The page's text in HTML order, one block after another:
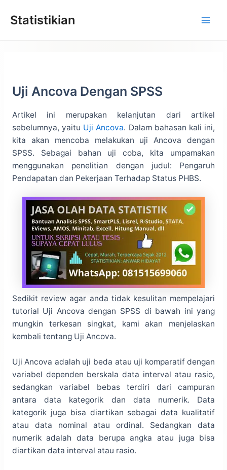
Statistikian
Uji Ancova Dengan SPSS
Artikel ini merupakan kelanjutan dari artikel
sebelumnya, yaitu Uji Ancova. Dalam bahasan kali ini,
kita akan mencoba melakukan uji Ancova dengan
SPSS. Sebagai bahan uji coba, kita umpamakan
menggunakan penelitian dengan judul: Pengaruh
Pendapatan dan Pekerjaan Terhadap Status PHBS.
Sedikit review agar anda tidak kesulitan mempelajari
tutorial Uji Ancova dengan SPSS di bawah ini yang
mungkin terkesan singkat, kami akan menjelaskan
kembali tentang Uji Ancova.
Uji Ancova adalah uji beda atau uji komparatif dengan
variabel dependen berskala data interval atau rasio,
sedangkan variabel bebas terdiri dari campuran
antara data kategorik dan data numerik. Data
kategorik juga bisa diartikan sebagai data kualitatif
atau data nominal atau ordinal. Sedangkan data
numerik adalah data berupa angka atau juga bisa
diartikan data interval atau rasio.